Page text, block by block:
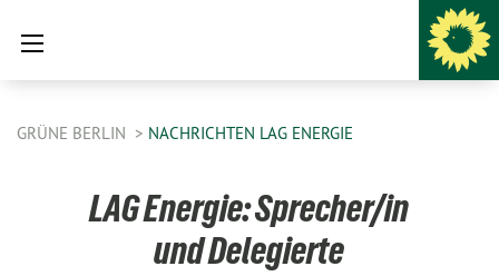
GRÜNE BERLIN NACHRICHTEN LAG ENERGIE
LAG Energie: Sprecher/in
und Delegierte